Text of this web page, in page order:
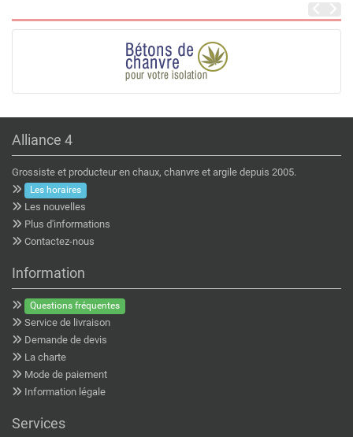
Alliance 4
Grossiste et producteur en chaux, chanvre et argile depuis 2005.
Les horaires
Les nouvelles
Plus d'informations
Contactez-nous
Information
Questions fréquentes
Service de livraison
Demande de devis
La charte
Mode de paiement
Information légale
Services